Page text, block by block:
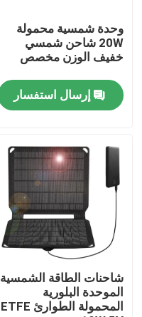
المنتجات
فيديوهات
حولنا
جولة في المصنع
وحدة شمسية محمولة
20W شاحن شمسي
خفيف الوزن مخصص
إرسال استفسار
شاحنات الطاقة الشمسية
الموحدة البلورية
المحمولة الطوارئ ETFE